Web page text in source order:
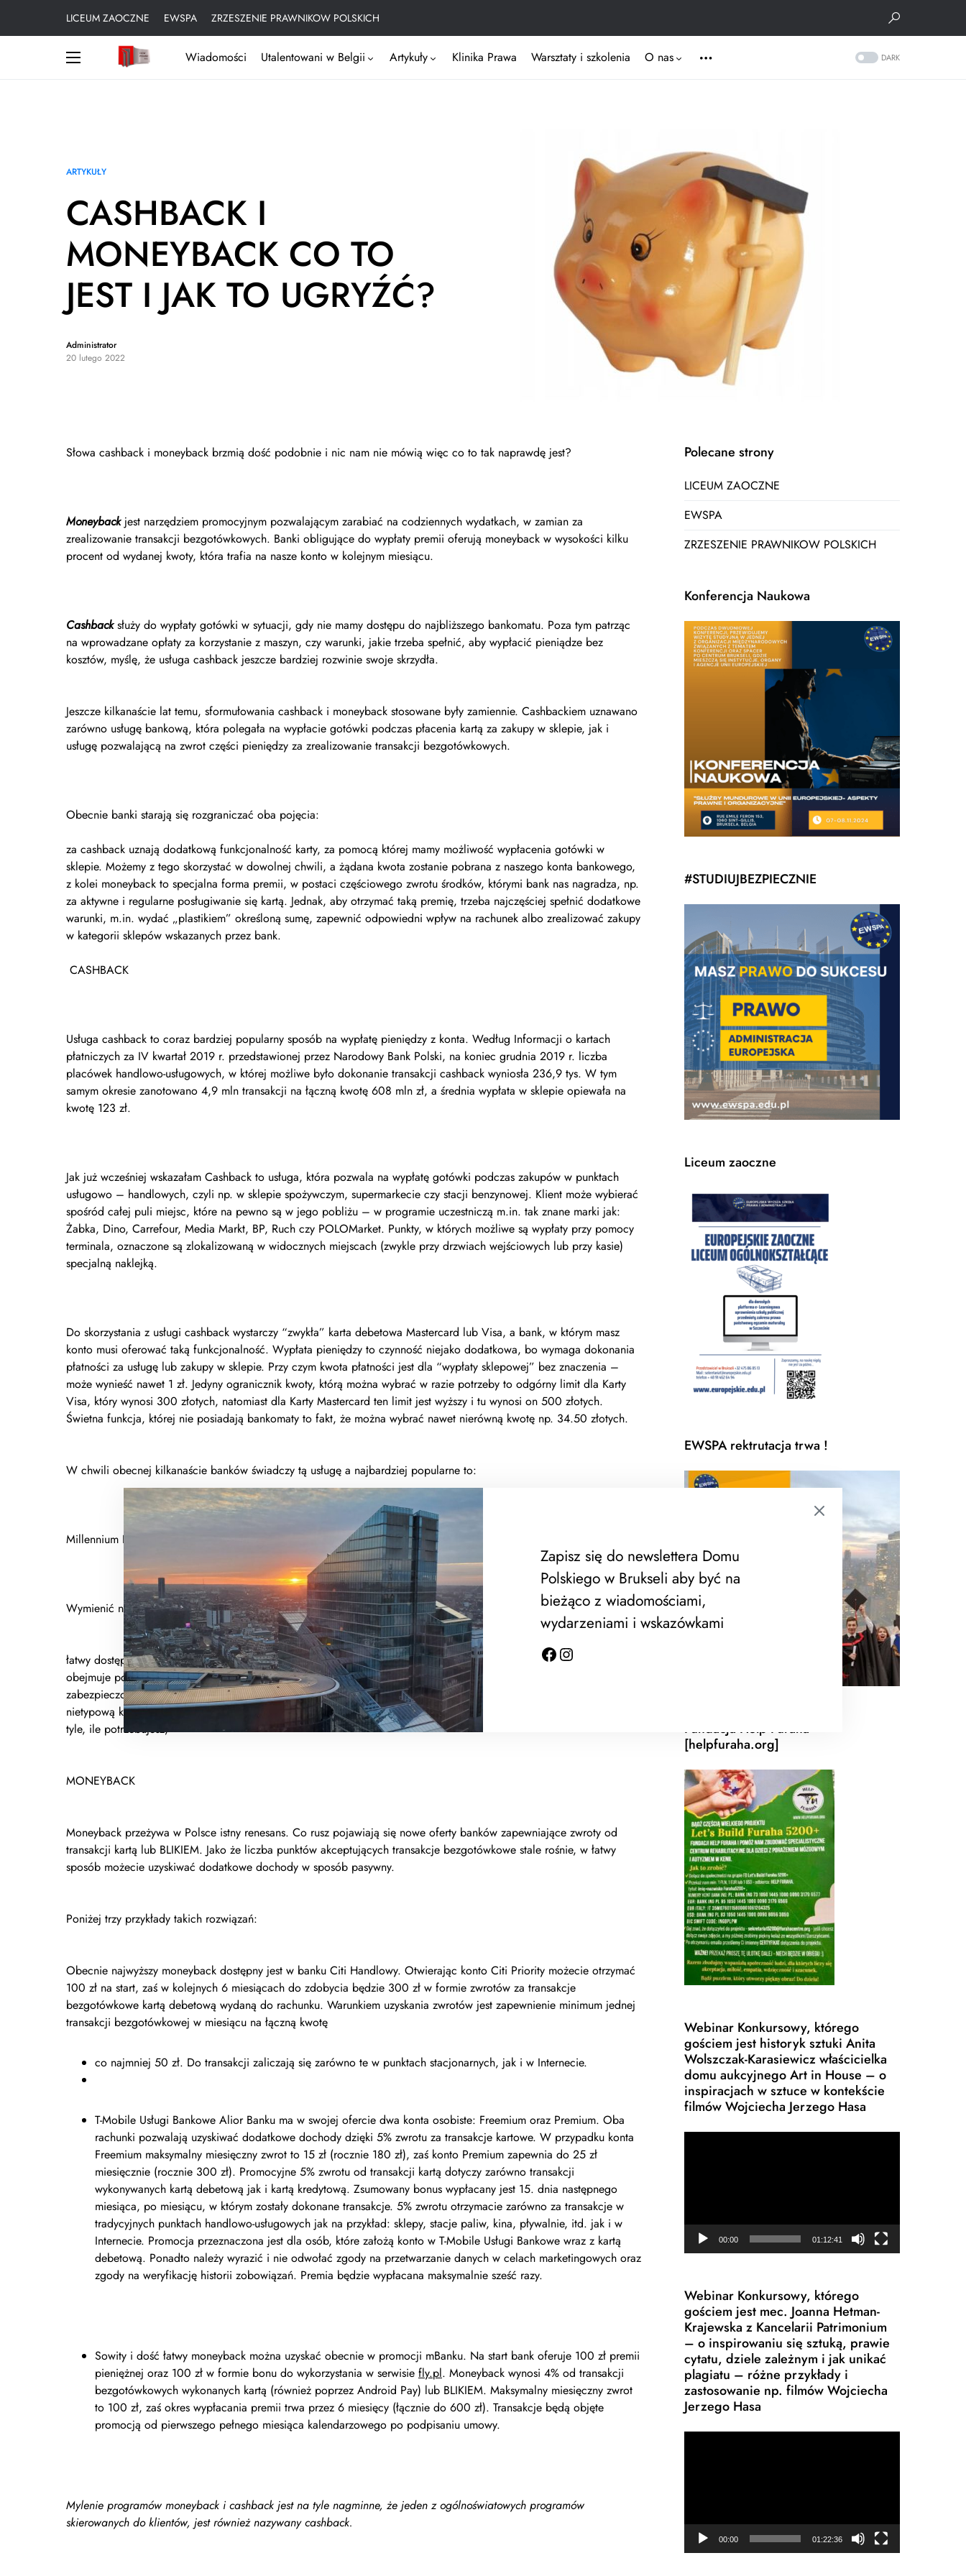
LICEUM ZAOCZNE EWSPA ZRZESZENIE PRAWNIKOW POLSKICH
Wiadomości Utalentowani w Belgii Artykuły Klinika Prawa Warsztaty i szkolenia O nas DARK
ARTYKUŁY
CASHBACK I
MONEYBACK CO TO
JEST I JAK TO UGRYŹĆ?
Administrator
20 lutego 2022
Słowa cashback i moneyback brzmią dość podobnie i nic nam nie mówią więc co to tak naprawdę jest?
Moneybackjest narzędziem promocyjnym pozwalającym zarabiać na codziennych wydatkach, w zamian za
zrealizowanie transakcji bezgotówkowych. Banki obligujące do wypłaty premii oferują moneyback w wysokości kilku
procent od wydanej kwoty, która trafia na nasze konto w kolejnym miesiącu.
Cashbacksłuży do wypłaty gotówki w sytuacji, gdy nie mamy dostępu do najbliższego bankomatu. Poza tym patrząc
na wprowadzane opłaty za korzystanie z maszyn, czy warunki, jakie trzeba spełnić, aby wypłacić pieniądze bez
kosztów, myślę, że usługa cashback jeszcze bardziej rozwinie swoje skrzydła.
Jeszcze kilkanaście lat temu, sformułowania cashback i moneyback stosowane były zamiennie. Cashbackiem uznawano
zarówno usługę bankową, która polegała na wypłacie gotówki podczas płacenia kartą za zakupy w sklepie, jak i
usługę pozwalającą na zwrot części pieniędzy za zrealizowanie transakcji bezgotówkowych.
Obecnie banki starają się rozgraniczać oba pojęcia:
za cashback uznają dodatkową funkcjonalność karty, za pomocą której mamy możliwość wypłacenia gotówki w
sklepie. Możemy z tego skorzystać w dowolnej chwili, a żądana kwota zostanie pobrana z naszego konta bankowego,
z kolei moneyback to specjalna forma premii, w postaci częściowego zwrotu środków, którymi bank nas nagradza, np.
za aktywne i regularne posługiwanie się kartą. Jednak, aby otrzymać taką premię, trzeba najczęściej spełnić dodatkowe
warunki, m.in. wydać „plastikiem” określoną sumę, zapewnić odpowiedni wpływ na rachunek albo zrealizować zakupy
w kategorii sklepów wskazanych przez bank.
CASHBACK
Usługa cashback to coraz bardziej popularny sposób na wypłatę pieniędzy z konta. Według Informacji o kartach
płatniczych za IV kwartał 2019 r. przedstawionej przez Narodowy Bank Polski, na koniec grudnia 2019 r. liczba
placówek handlowo-usługowych, w której możliwe było dokonanie transakcji cashback wyniosła 236,9 tys. W tym
samym okresie zanotowano 4,9 mln transakcji na łączną kwotę 608 mln zł, a średnia wypłata w sklepie opiewała na
kwotę 123 zł.
Jak już wcześniej wskazałam Cashback to usługa, która pozwala na wypłatę gotówki podczas zakupów w punktach
usługowo – handlowych, czyli np. w sklepie spożywczym, supermarkecie czy stacji benzynowej. Klient może wybierać
spośród całej puli miejsc, które na pewno są w jego pobliżu – w programie uczestniczą m.in. tak znane marki jak:
Żabka, Dino, Carrefour, Media Markt, BP, Ruch czy POLOMarket. Punkty, w których możliwe są wypłaty przy pomocy
terminala, oznaczone są zlokalizowaną w widocznych miejscach (zwykle przy drzwiach wejściowych lub przy kasie)
specjalną naklejką.
Do skorzystania z usługi cashback wystarczy “zwykła” karta debetowa Mastercard lub Visa, a bank, w którym masz
konto musi oferować taką funkcjonalność. Wypłata pieniędzy to czynność niejako dodatkowa, bo wymaga dokonania
płatności za usługę lub zakupy w sklepie. Przy czym kwota płatności jest dla “wypłaty sklepowej” bez znaczenia –
może wynieść nawet 1 zł. Jedyny ogranicznik kwoty, którą można wybrać w razie potrzeby to odgórny limit dla Karty
Visa, który wynosi 300 złotych, natomiast dla Karty Mastercard ten limit jest wyższy i tu wynosi on 500 złotych.
Świetna funkcja, której nie posiadają bankomaty to fakt, że można wybrać nawet nierówną kwotę np. 34.50 złotych.
W chwili obecnej kilkanaście banków świadczy tą usługę a najbardziej popularne to:
Millennium BankAlior BankING Bank ŚląskiCredit AgricoleSantander Bank PolskaPekao SA
Wymienić należy kilka zalet tejże usługi:
łatwy dostęp – liczba punktów handlowo – usługowych, które dają możliwość korzystania z usługi jest coraz większa i
obejmuje popularne sieci, które zwykle są w okolicy pracy czy domu,bezpieczeństwo – wypłata pieniędzy
zabezpieczona jest PINem, co pozwala ochronić się przed nieuprawnionym dostępem osób trzecich,wypłacić można
nietypową kwotę – np. 259,60 zł – nie trzeba się ograniczać do wypłaty banknotów – możesz wypłacić dokładnie
tyle, ile potrzebujesz,
MONEYBACK
Moneyback przeżywa w Polsce istny renesans. Co rusz pojawiają się nowe oferty banków zapewniające zwroty od
transakcji kartą lub BLIKIEM. Jako że liczba punktów akceptujących transakcje bezgotówkowe stale rośnie, w łatwy
sposób możecie uzyskiwać dodatkowe dochody w sposób pasywny.
Poniżej trzy przykłady takich rozwiązań:
Obecnie najwyższy moneyback dostępny jest w banku Citi Handlowy. Otwierając konto Citi Priority możecie otrzymać
100 zł na start, zaś w kolejnych 6 miesiącach do zdobycia będzie 300 zł w formie zwrotów za transakcje
bezgotówkowe kartą debetową wydaną do rachunku. Warunkiem uzyskania zwrotów jest zapewnienie minimum jednej
transakcji bezgotówkowej w miesiącu na łączną kwotę
co najmniej 50 zł. Do transakcji zaliczają się zarówno te w punktach stacjonarnych, jak i w Internecie.
T-Mobile Usługi Bankowe Alior Banku ma w swojej ofercie dwa konta osobiste: Freemium oraz Premium. Oba
rachunki pozwalają uzyskiwać dodatkowe dochody dzięki 5% zwrotu za transakcje kartowe. W przypadku konta
Freemium maksymalny miesięczny zwrot to 15 zł (rocznie 180 zł), zaś konto Premium zapewnia do 25 zł
miesięcznie (rocznie 300 zł). Promocyjne 5% zwrotu od transakcji kartą dotyczy zarówno transakcji
wykonywanych kartą debetową jak i kartą kredytową. Zsumowany bonus wypłacany jest 15. dnia następnego
miesiąca, po miesiącu, w którym zostały dokonane transakcje. 5% zwrotu otrzymacie zarówno za transakcje w
tradycyjnych punktach handlowo-usługowych jak na przykład: sklepy, stacje paliw, kina, pływalnie, itd. jak i w
Internecie. Promocja przeznaczona jest dla osób, które założą konto w T-Mobile Usługi Bankowe wraz z kartą
debetową. Ponadto należy wyrazić i nie odwołać zgody na przetwarzanie danych w celach marketingowych oraz
zgody na weryfikację historii zobowiązań. Premia będzie wypłacana maksymalnie sześć razy.
Sowity i dość łatwy moneyback można uzyskać obecnie w promocji mBanku. Na start bank oferuje 100 zł premii
pieniężnej oraz 100 zł w formie bonu do wykorzystania w serwisie fly.pl. Moneyback wynosi 4% od transakcji
bezgotówkowych wykonanych kartą (również poprzez Android Pay) lub BLIKIEM. Maksymalny miesięczny zwrot
to 100 zł, zaś okres wypłacania premii trwa przez 6 miesięcy (łącznie do 600 zł). Transakcje będą objęte
promocją od pierwszego pełnego miesiąca kalendarzowego po podpisaniu umowy.
Mylenie programów moneyback i cashback jest na tyle nagminne, że jeden z ogólnoświatowych programów
skierowanych do klientów, jest również nazywany cashback.
Polecane strony
LICEUM ZAOCZNE
EWSPA
ZRZESZENIE PRAWNIKOW POLSKICH
Konferencja Naukowa
#STUDIUJBEZPIECZNIE
Liceum zaoczne
EWSPA rektrutacja trwa !
Fundacja Help Furaha
[helpfuraha.org]
Webinar Konkursowy, którego
gościem jest historyk sztuki Anita
Wolszczak-Karasiewicz właścicielka
domu aukcyjnego Art in House – o
inspiracjach w sztuce w kontekście
filmów Wojciecha Jerzego Hasa
00:00 01:12:41
Webinar Konkursowy, którego
gościem jest mec. Joanna Hetman-
Krajewska z Kancelarii Patrimonium
– o inspirowaniu się sztuką, prawie
cytatu, dziele zależnym i jak unikać
plagiatu – różne przykłady i
zastosowanie np. filmów Wojciecha
Jerzego Hasa
00:00 01:22:36
Zapisz się do newslettera Domu
Polskiego w Brukseli aby być na
bieżąco z wiadomościami,
wydarzeniami i wskazówkami